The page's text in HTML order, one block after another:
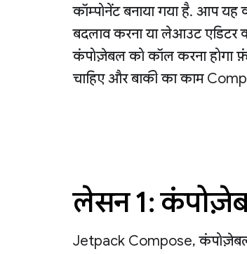
कॉम्पोनेंट बनाया गया है. आप
बदलाव करना या लेआउट
कंपोज़ेबल को कॉल करना होगा
चाहिए और बाकी का काम
लेसन 1:
Jetpack Compose,